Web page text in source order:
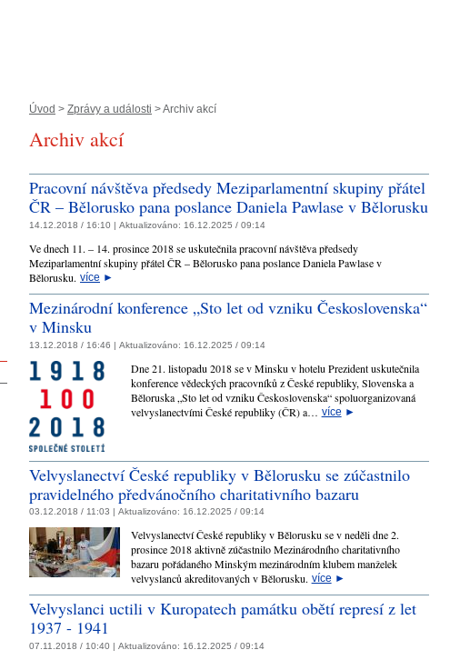
Úvod > Zprávy a události > Archiv akcí
Archiv akcí
Pracovní návštěva předsedy Meziparlamentní skupiny přátel
ČR – Bělorusko pana poslance Daniela Pawlase v Bělorusku
14.12.2018 / 16:10 | Aktualizováno: 16.12.2025 / 09:14
Ve dnech 11. – 14. prosince 2018 se uskutečnila pracovní návštěva předsedy
Meziparlamentní skupiny přátel ČR – Bělorusko pana poslance Daniela Pawlase v
Bělorusku. více ►
Mezinárodní konference „Sto let od vzniku Československa“
v Minsku
13.12.2018 / 16:46 | Aktualizováno: 16.12.2025 / 09:14
Dne 21. listopadu 2018 se v Minsku v hotelu Prezident uskutečnila
konference vědeckých pracovníků z České republiky, Slovenska a
Běloruska „Sto let od vzniku Československa“ spoluorganizovaná
velvyslanectvími České republiky (ČR) a… více ►
Velvyslanectví České republiky v Bělorusku se zúčastnilo
pravidelného předvánočního charitativního bazaru
03.12.2018 / 11:03 | Aktualizováno: 16.12.2025 / 09:14
Velvyslanectví České republiky v Bělorusku se v neděli dne 2.
prosince 2018 aktivně zúčastnilo Mezinárodního charitativního
bazaru pořádaného Minským mezinárodním klubem manželek
velvyslanců akreditovaných v Bělorusku. více ►
Velvyslanci uctili v Kuropatech památku obětí represí z let
1937 - 1941
07.11.2018 / 10:40 | Aktualizováno: 16.12.2025 / 09:14